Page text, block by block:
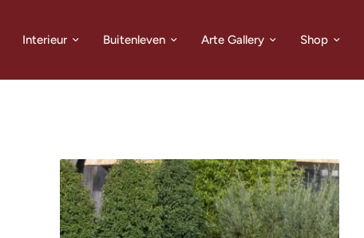
Interieur Buitenleven Arte Gallery Shop